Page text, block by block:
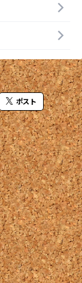
ポスト